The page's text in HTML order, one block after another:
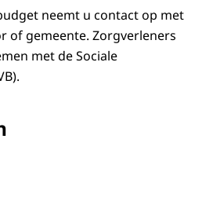
neemt u contact op met
of gemeente. Zorgverleners
met de Sociale